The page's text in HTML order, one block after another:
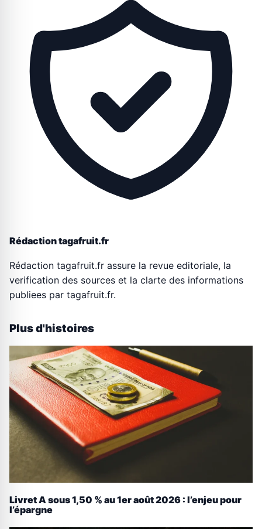
Rédaction tagafruit.fr
Rédaction tagafruit.fr assure la revue editoriale, la
verification des sources et la clarte des informations
publiees par tagafruit.fr.
Plus d'histoires
Livret A sous 1,50 % au 1er août 2026 : l’enjeu pour
l’épargne